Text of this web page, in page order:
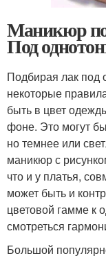
Маникюр
Под
Подбирая лак под
некоторые
быть в цвет
фоне. Это могут
но темнее или
маникюр с
что и у платья,
может быть и
цветовой гамме к
смотреться
Большой